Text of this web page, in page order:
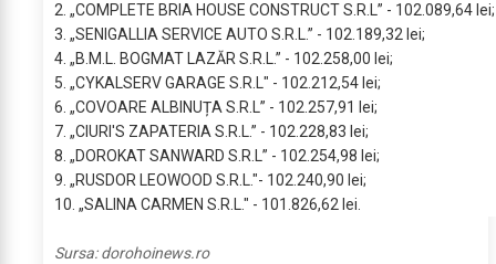
2. „COMPLETE BRIA HOUSE CONSTRUCT S.R.L” - 102.089,64 lei;
3. „SENIGALLIA SERVICE AUTO S.R.L.” - 102.189,32 lei;
4. „B.M.L. BOGMAT LAZĂR S.R.L.” - 102.258,00 lei;
5. „CYKALSERV GARAGE S.R.L" - 102.212,54 lei;
6. „COVOARE ALBINUȚA S.R.L” - 102.257,91 lei;
7. „CIURI'S ZAPATERIA S.R.L.” - 102.228,83 lei;
8. „DOROKAT SANWARD S.R.L” - 102.254,98 lei;
9. „RUSDOR LEOWOOD S.R.L."- 102.240,90 lei;
10. „SALINA CARMEN S.R.L." - 101.826,62 lei.
Sursa:dorohoinews.ro